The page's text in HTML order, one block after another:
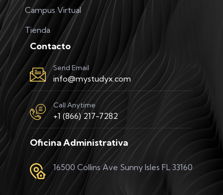
Campus Virtual
Tienda
Contacto
Send Email
info@mystudyx.com
Call Anytime
+1 (866) 217-7282
Oficina Administrativa
16500 Collins Ave Sunny Isles FL 33160